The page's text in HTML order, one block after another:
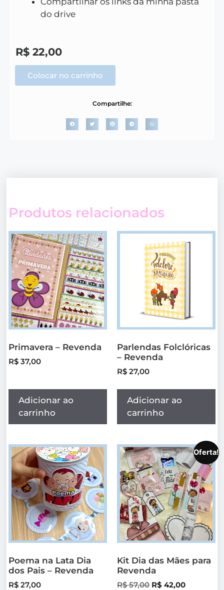
do drive
R$ 22,00
Colocar no carrinho
Compartilhe:
Produtos relacionados
Primavera – Revenda
R$ 37,00
Adicionar ao
carrinho
Parlendas Folclóricas
– Revenda
R$ 27,00
Adicionar ao
carrinho
Poema na Lata Dia
dos Pais – Revenda
R$ 27,00
Oferta!
Kit Dia das Mães para
Revenda
R$57,00 R$ 42,00